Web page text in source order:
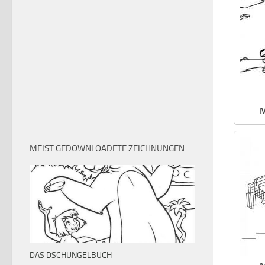
MEIST GEDOWNLOADETE ZEICHNUNGEN
DAS DSCHUNGELBUCH